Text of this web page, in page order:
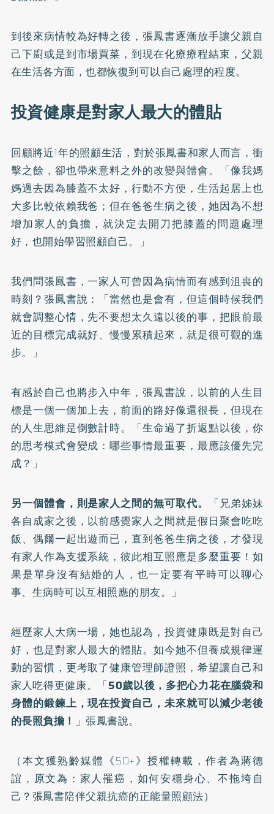
到後來病情較為好轉之後，張鳳書逐漸放手讓父親自
己下廚或是到市場買菜，到現在化療療程結束，父親
在生活各方面，也都恢復到可以自己處理的程度。
投資健康是對家人最大的體貼
回顧將近1年的照顧生活，對於張鳳書和家人而言，衝
擊之餘，卻也帶來意料之外的改變與體會。「像我媽
媽過去因為膝蓋不太好，行動不方便，生活起居上也
大多比較依賴我爸；但在爸爸生病之後，她因為不想
增加家人的負擔，就決定去開刀把膝蓋的問題處理
好，也開始學習照顧自己。」
我們問張鳳書，一家人可曾因為病情而有感到沮喪的
時刻？張鳳書說：「當然也是會有，但這個時候我們
就會調整心情，先不要想太久遠以後的事，把眼前最
近的目標完成就好、慢慢累積起來，就是很可觀的進
步。」
有感於自己也將步入中年，張鳳書說，以前的人生目
標是一個一個加上去，前面的路好像還很長，但現在
的人生思維是倒數計時。「生命過了折返點以後，你
的思考模式會變成：哪些事情最重要，最應該優先完
成？」
另一個體會，則是家人之間的無可取代。
「兄弟姊妹
各自成家之後，以前感覺家人之間就是假日聚會吃吃
飯、偶爾一起出遊而已，直到爸爸生病之後，才發現
有家人作為支援系統，彼此相互照應是多麼重要！如
果是單身沒有結婚的人，也一定要有平時可以聊心
事、生病時可以互相照應的朋友。」
經歷家人大病一場，她也認為，投資健康既是對自己
好，也是對家人最大的體貼。如今她不但養成規律運
動的習慣，更考取了健康管理師證照，希望讓自己和
家人吃得更健康。「50歲以後，多把心力花在腦袋和
身體的鍛鍊上，現在投資自己，未來就可以減少老後
的長照負擔！ 」張鳳書說。
（本文獲熟齡媒體《50+》授權轉載，作者為蔣德
誼，原文為： 家人罹癌，如何安穩身心、不拖垮自
己？張鳳書陪伴父親抗癌的正能量照顧法）